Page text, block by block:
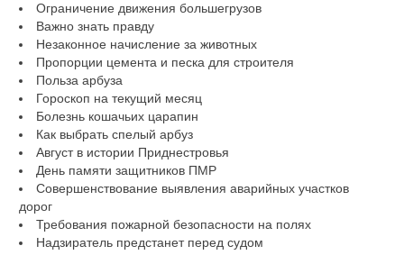
Ограничение движения большегрузов
Важно знать правду
Незаконное начисление за животных
Пропорции цемента и песка для строителя
Польза арбуза
Гороскоп на текущий месяц
Болезнь кошачьих царапин
Как выбрать спелый арбуз
Август в истории Приднестровья
День памяти защитников ПМР
Совершенствование выявления аварийных участков
дорог
Требования пожарной безопасности на полях
Надзиратель предстанет перед судом